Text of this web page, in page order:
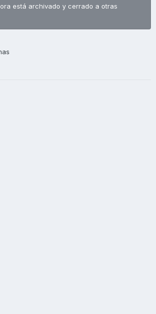
está archivado y cerrado a otras